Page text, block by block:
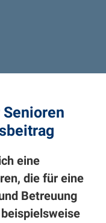
eine
die für eine
Betreuung